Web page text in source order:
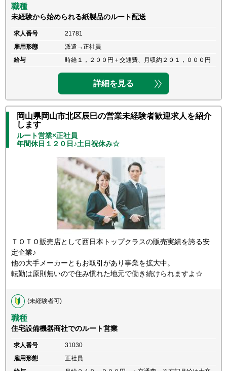
職種
未経験から始められる紙製品のルート配送
求人番号
21781
雇用形態
派遣→正社員
給与
時給１，２００円＋交通費、月収約２０１，０００円
詳細を見る
岡山県岡山市北区辰巳の営業未経験者歓迎求人を紹介
します
ルート営業×正社員
年間休日１２０日♪土日祝休み☆
ＴＯＴＯ販売店として西日本トップクラスの販売実績を誇る安
定企業♪
他の大手メーカーともお取引があり事業を拡大中。
転勤は原則無いので住み慣れた地元で働き続けられますよ☆
(未経験者可)
職種
住宅設備機器商社でのルート営業
求人番号
31030
雇用形態
正社員